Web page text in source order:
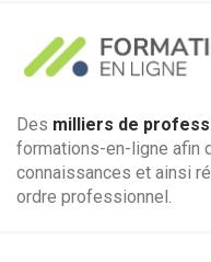
Des milliers de
formations-en-ligne afin
connaissances et ainsi
ordre professionnel.